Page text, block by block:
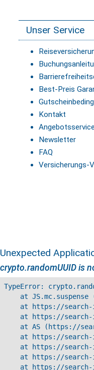
Unser Service
Best-Preis
Kontakt
Angebotsservice
Newsletter
FAQ
Versicherungs-
Unexpected
crypto.randomUUID is
TypeError:
at JS.mc.suspense
at https://
at https://
at AS (https://
at https://
at https://
at https://
at https://